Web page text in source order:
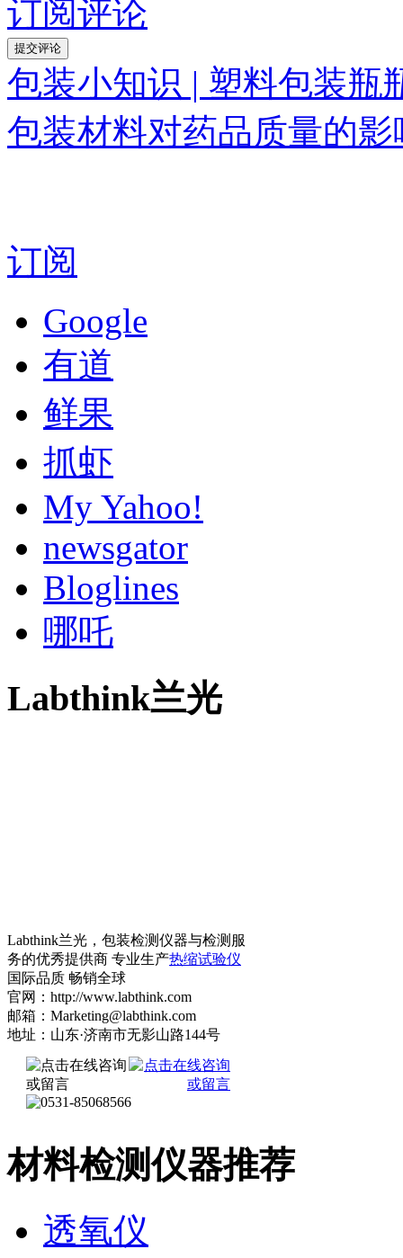
订阅评论
包装小知识 | 塑料包装瓶
包装材料对药品质量的影
订阅
Google
有道
鲜果
抓虾
My Yahoo!
newsgator
Bloglines
哪吒
Labthink兰光
Labthink兰光，包装检测仪器与检测服
务的优秀提供商 专业生产热缩试验仪
国际品质 畅销全球
官网：http://www.labthink.com
邮箱：Marketing@labthink.com
地址：山东·济南市无影山路144号
材料检测仪器推荐
透氧仪